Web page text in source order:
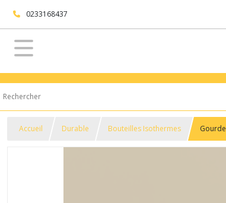
0233168437
Accueil Durable Bouteilles Isothermes